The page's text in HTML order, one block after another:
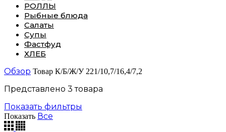
РОЛЛЫ
Рыбные блюда
Салаты
Супы
Фастфуд
ХЛЕБ
Обзор Товар К/Б/Ж/У221/10,7/16,4/7,2
Представлено 3 товара
Показать фильтры
Показать Все